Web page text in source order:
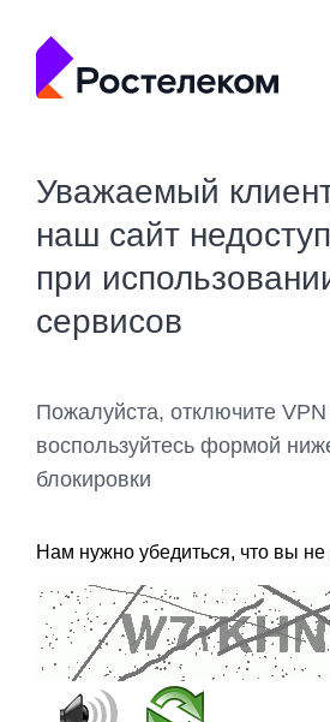
Уважаемый
наш сайт
при
сервисов
Пожалуйста, отключите
воспользуйтесь формой
блокировки
Нам нужно убедиться, что вы не